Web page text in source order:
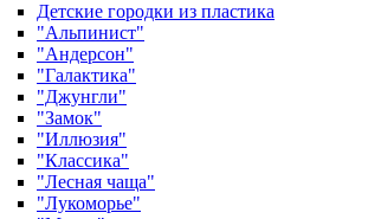
Детские городки из пластика
"Альпинист"
"Андерсон"
"Галактика"
"Джунгли"
"Замок"
"Иллюзия"
"Классика"
"Лесная чаща"
"Лукоморье"